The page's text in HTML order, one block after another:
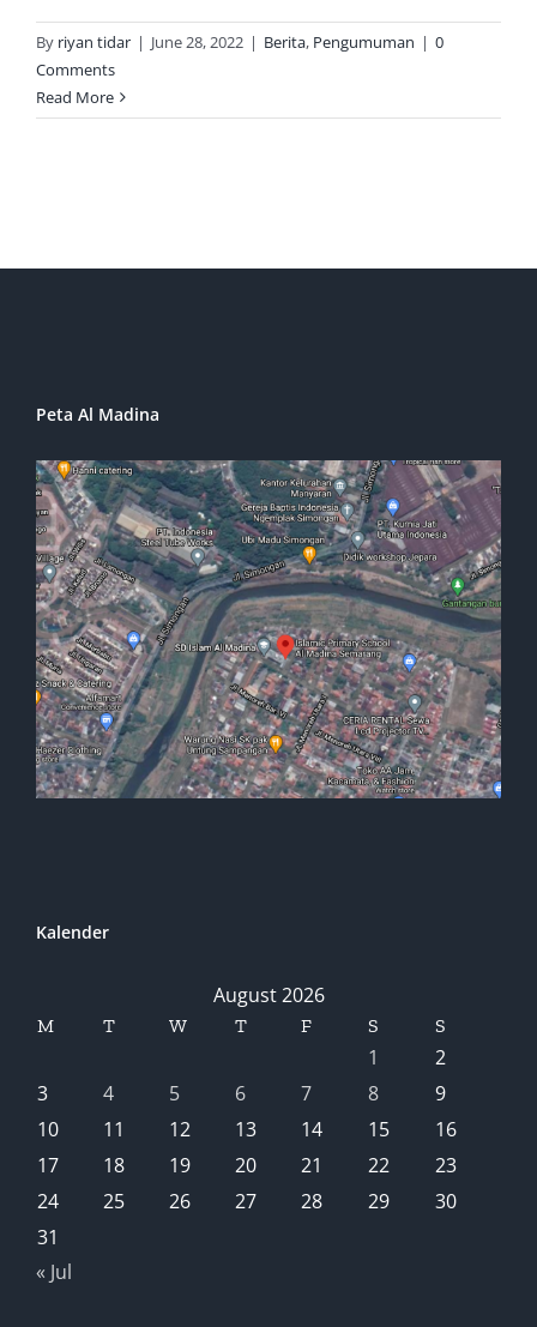
By riyan tidar | June 28, 2022 | Berita, Pengumuman | 0
Comments
Read More
Peta Al Madina
Kalender
August 2026
M T W T F S S
1
2
3
4 5 6 7 8
9
10
11 12 13 14 15
16
17
18 19 20 21 22
23
24
25 26 27 28 29
30
31
« Jul